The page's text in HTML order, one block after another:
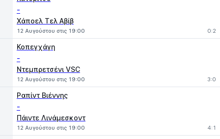
-
Χάποελ Τελ Αβίβ
12 Αυγούστου στις 19:00 0:2
Κοπεγχάγη
-
Ντεμπρετσένι VSC
12 Αυγούστου στις 19:00 3:0
Ραπίντ Βιέννης
-
Πάιντε Λινάμεσκοντ
12 Αυγούστου στις 19:00 4:1